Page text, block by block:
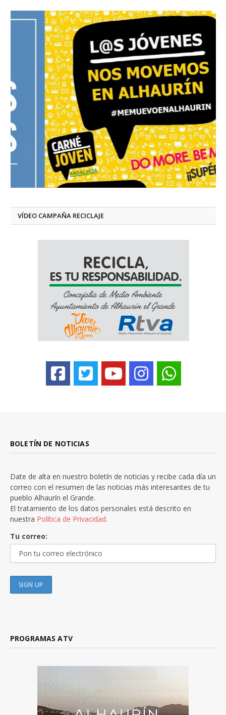
VÍDEO CAMPAÑA RECICLAJE
BOLETÍN DE NOTICIAS
Date de alta en nuestro boletín de noticias y recibe cada día un
correo con el resumen de las noticias más interesantes de tu
pueblo Alhaurín el Grande.
El tratamiento de los datos personales está descrito en
nuestra Política de Privacidad.
Tu correo:
PROGRAMAS ATV